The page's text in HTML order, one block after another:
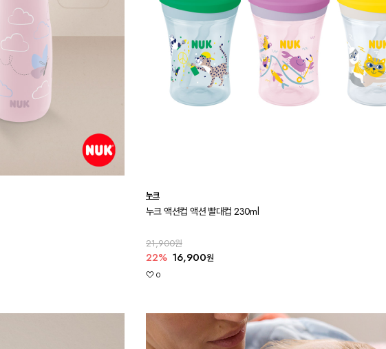
누크
누크 액션컵 액션 빨대컵 230ml
21,900원
22% 16,900원
0